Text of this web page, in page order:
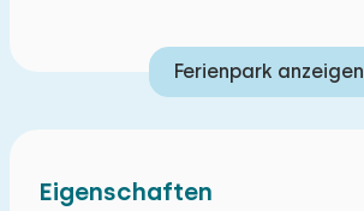
Eigenschaften
Ferienpark anzeigen